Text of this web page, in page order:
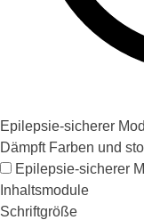
Epilepsie-sicherer
Dämpft Farben und
Epilepsie-sicherer
Inhaltsmodule
Schriftgröße